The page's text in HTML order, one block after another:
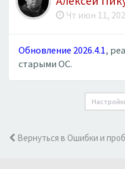
Чт июн 11,
Обновление 2026.4.1,
старыми ОС.
Вернуться в Ошибки и